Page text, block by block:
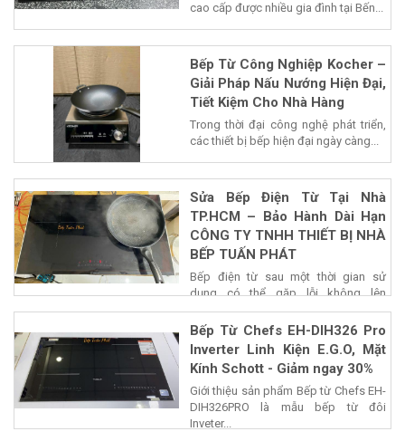
cao cấp được nhiều gia đình tại Bến...
Bếp Từ Công Nghiệp Kocher –
Giải Pháp Nấu Nướng Hiện Đại,
Tiết Kiệm Cho Nhà Hàng
Trong thời đại công nghệ phát triển,
các thiết bị bếp hiện đại ngày càng...
Sửa Bếp Điện Từ Tại Nhà
TP.HCM – Bảo Hành Dài Hạn
CÔNG TY TNHH THIẾT BỊ NHÀ
BẾP TUẤN PHÁT
Bếp điện từ sau một thời gian sử
dụng có thể gặp lỗi không lên
nguồn,...
Bếp Từ Chefs EH-DIH326 Pro
Inverter Linh Kiện E.G.O, Mặt
Kính Schott - Giảm ngay 30%
Giới thiệu sản phẩm Bếp từ Chefs EH-
DIH326PRO là mẫu bếp từ đôi
Inveter...